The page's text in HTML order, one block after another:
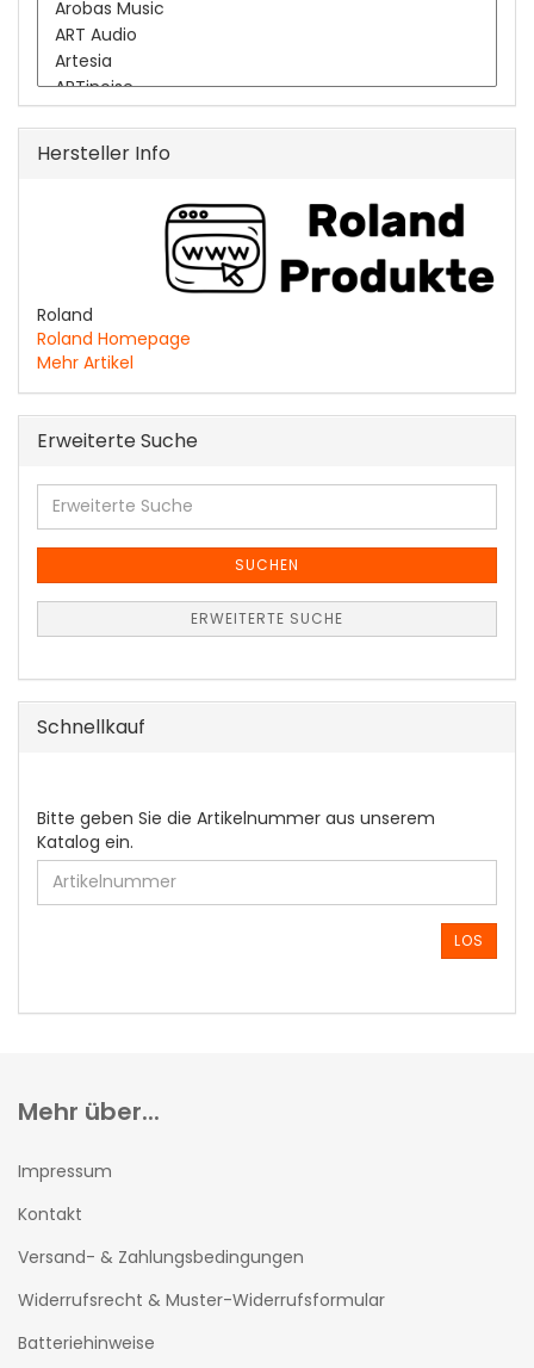
Hersteller Info
Roland
Roland Homepage
Mehr Artikel
Erweiterte Suche
Erweiterte
Suche
SUCHEN
ERWEITERTE SUCHE
Schnellkauf
BITTE
GEBEN
SIE
DIE
ARTIKELNUMMER
EIN.
Bitte geben Sie die Artikelnummer aus unserem
Katalog ein.
LOS
Mehr über...
Impressum
Kontakt
Versand- & Zahlungsbedingungen
Widerrufsrecht & Muster-Widerrufsformular
Batteriehinweise